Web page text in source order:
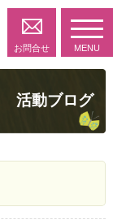
お問合せ MENU
活動ブログ